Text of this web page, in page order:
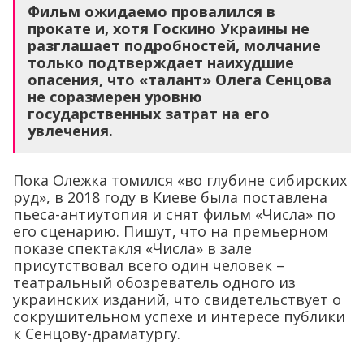
Фильм ожидаемо провалился в
прокате и, хотя Госкино Украины не
разглашает подробностей, молчание
только подтверждает наихудшие
опасения, что «талант» Олега Сенцова
не соразмерен уровню
государственных затрат на его
увлечения.
Пока Олежка томился «во глубине сибирских
руд», в 2018 году в Киеве была поставлена
пьеса-антиутопия и снят фильм «Числа» по
его сценарию. Пишут, что на премьерном
показе спектакля «Числа» в зале
присутствовал всего один человек –
театральный обозреватель одного из
украинских изданий, что свидетельствует о
сокрушительном успехе и интересе публики
к Сенцову-драматургу.